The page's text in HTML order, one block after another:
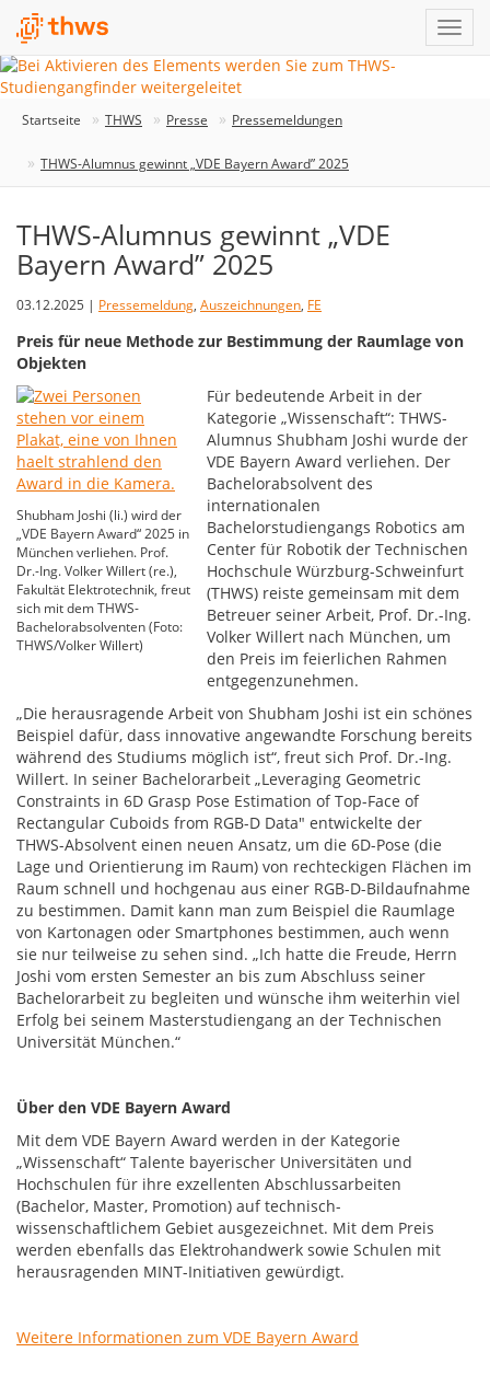
Startseite THWS Presse Pressemeldungen
THWS-Alumnus gewinnt „VDE Bayern Award” 2025
THWS-Alumnus gewinnt „VDE
Bayern Award” 2025
03.12.2025 | Pressemeldung, Auszeichnungen, FE
Preis für neue Methode zur Bestimmung der Raumlage von
Objekten
Shubham Joshi (li.) wird der
„VDE Bayern Award“ 2025 in
München verliehen. Prof.
Dr.-Ing. Volker Willert (re.),
Fakultät Elektrotechnik, freut
sich mit dem THWS-
Bachelorabsolventen (Foto:
THWS/Volker Willert)
Für bedeutende Arbeit in der
Kategorie „Wissenschaft“: THWS-
Alumnus Shubham Joshi wurde der
VDE Bayern Award verliehen. Der
Bachelorabsolvent des
internationalen
Bachelorstudiengangs Robotics am
Center für Robotik der Technischen
Hochschule Würzburg-Schweinfurt
(THWS) reiste gemeinsam mit dem
Betreuer seiner Arbeit, Prof. Dr.-Ing.
Volker Willert nach München, um
den Preis im feierlichen Rahmen
entgegenzunehmen.
„Die herausragende Arbeit von Shubham Joshi ist ein schönes
Beispiel dafür, dass innovative angewandte Forschung bereits
während des Studiums möglich ist“, freut sich Prof. Dr.-Ing.
Willert. In seiner Bachelorarbeit „Leveraging Geometric
Constraints in 6D Grasp Pose Estimation of Top-Face of
Rectangular Cuboids from RGB-D Data" entwickelte der
THWS-Absolvent einen neuen Ansatz, um die 6D-Pose (die
Lage und Orientierung im Raum) von rechteckigen Flächen im
Raum schnell und hochgenau aus einer RGB-D-Bildaufnahme
zu bestimmen. Damit kann man zum Beispiel die Raumlage
von Kartonagen oder Smartphones bestimmen, auch wenn
sie nur teilweise zu sehen sind. „Ich hatte die Freude, Herrn
Joshi vom ersten Semester an bis zum Abschluss seiner
Bachelorarbeit zu begleiten und wünsche ihm weiterhin viel
Erfolg bei seinem Masterstudiengang an der Technischen
Universität München.“
Über den VDE Bayern Award
Mit dem VDE Bayern Award werden in der Kategorie
„Wissenschaft“ Talente bayerischer Universitäten und
Hochschulen für ihre exzellenten Abschlussarbeiten
(Bachelor, Master, Promotion) auf technisch-
wissenschaftlichem Gebiet ausgezeichnet. Mit dem Preis
werden ebenfalls das Elektrohandwerk sowie Schulen mit
herausragenden MINT-Initiativen gewürdigt.
Weitere Informationen zum VDE Bayern Award